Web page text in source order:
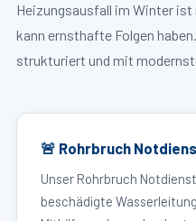
Heizungsausfall im Winter ist
kann ernsthafte Folgen
strukturiert und mit
🚨 Rohrbruch
Unser Rohrbruch
beschädigte